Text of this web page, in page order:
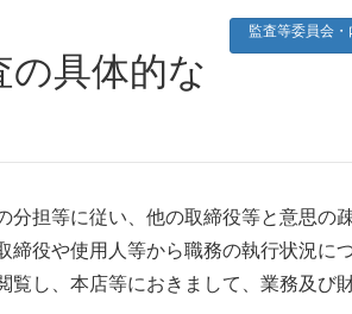
監査等委員会
担等に従い、他の取締役等と意思の
役や使用人等から職務の執行状況に
覧し、本店等におきまして、業務及び